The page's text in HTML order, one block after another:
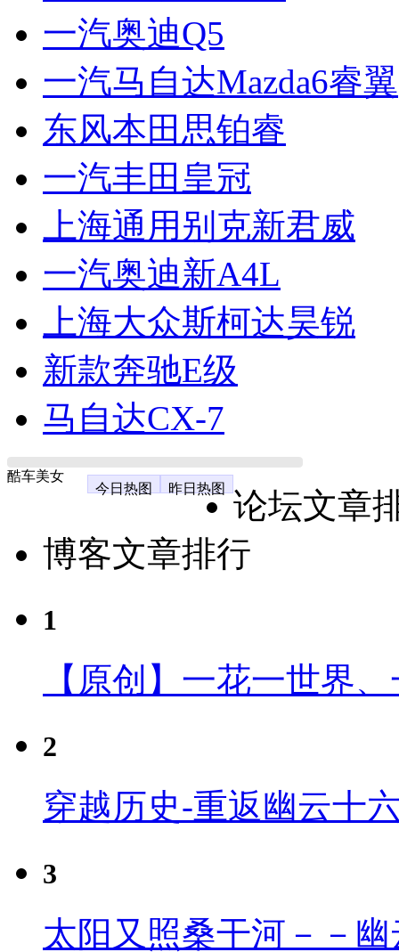
一汽奥迪Q5
一汽马自达Mazda6睿翼
东风本田思铂睿
一汽丰田皇冠
上海通用别克新君威
一汽奥迪新A4L
上海大众斯柯达昊锐
新款奔驰E级
马自达CX-7
酷车美女
今日热图
昨日热图
论坛文章
博客文章排行
1
【原创】一花一世界
2
穿越历史-重返幽云十
3
太阳又照桑干河－－